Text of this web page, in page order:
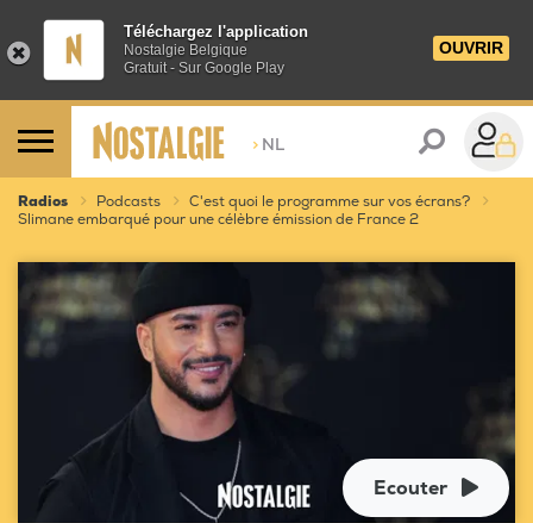
Téléchargez l'application
Nostalgie Belgique
Gratuit - Sur Google Play
OUVRIR
> NL
Radios Podcasts
C'est quoi le programme sur vos écrans?
Slimane embarqué pour une célèbre émission de France 2
Ecouter